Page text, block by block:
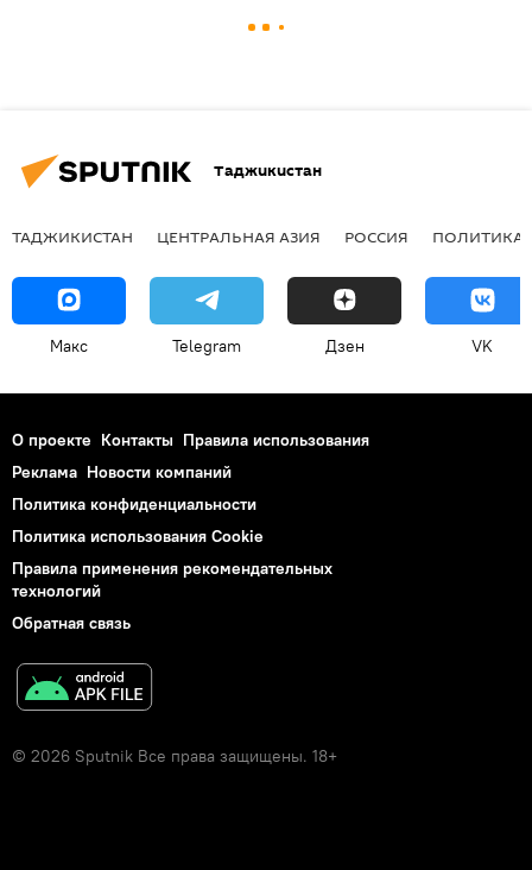
Таджикистан
ТАДЖИКИСТАН ЦЕНТРАЛЬНАЯ АЗИЯ РОССИЯ ПОЛИТИКА
Макс Telegram Дзен VK
О проекте Контакты Правила использования
Реклама Новости компаний
Политика конфиденциальности
Политика использования Cookie
Правила применения рекомендательных
технологий
Обратная связь
© 2026 Sputnik Все права защищены. 18+